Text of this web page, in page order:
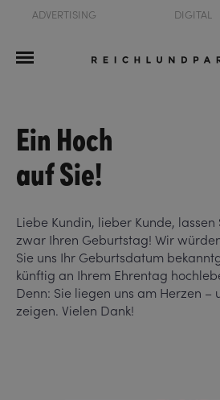
ADVERTISING DIGITAL
Ein Hoch
auf Sie!
Liebe Kundin, lieber Kunde, lassen
zwar Ihren Geburtstag! Wir
Sie uns Ihr Geburtsdatum
künftig an Ihrem Ehrentag
Denn: Sie liegen uns am Herzen
zeigen. Vielen Dank!